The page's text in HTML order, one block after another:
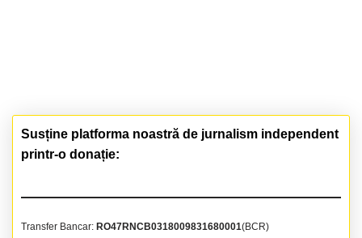
Susține platforma noastră de jurnalism independent
printr-o donație:
Transfer Bancar: RO47RNCB0318009831680001(BCR)